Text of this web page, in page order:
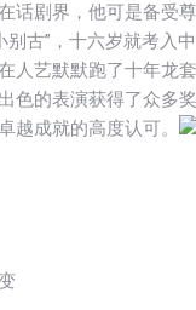
话剧界，他可是备受
古”，十六岁就考
人艺默默跑了十年
色的表演获得了众多
越成就的高度认可。